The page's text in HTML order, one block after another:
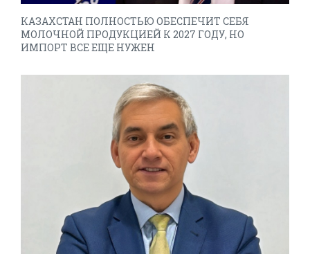
КАЗАХСТАН ПОЛНОСТЬЮ ОБЕСПЕЧИТ СЕБЯ
МОЛОЧНОЙ ПРОДУКЦИЕЙ К 2027 ГОДУ, НО
ИМПОРТ ВСЕ ЕЩЕ НУЖЕН